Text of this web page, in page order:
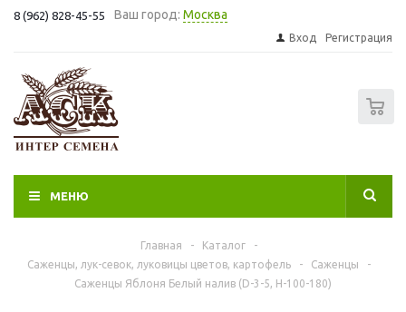
8 (962) 828-45-55 Ваш город: Москва
Вход Регистрация
МЕНЮ
Главная - Каталог
-
Саженцы, лук-севок, луковицы цветов, картофель
- Саженцы
-
Саженцы Яблоня Белый налив (D-3-5, Н-100-180)